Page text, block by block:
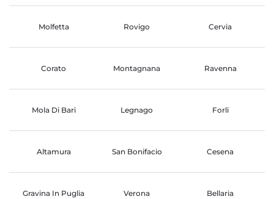
Molfetta Rovigo Cervia
Corato Montagnana Ravenna
Mola Di Bari Legnago Forli
Altamura San Bonifacio Cesena
Gravina In Puglia Verona Bellaria